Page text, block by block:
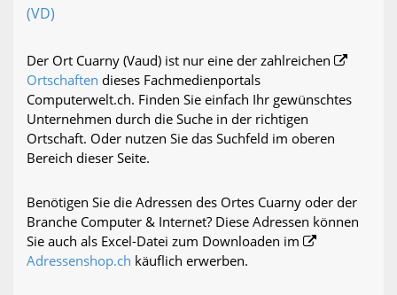
(VD)
Der Ort Cuarny (Vaud) ist nur eine der zahlreichen
Ortschaften dieses Fachmedienportals
Computerwelt.ch. Finden Sie einfach Ihr gewünschtes
Unternehmen durch die Suche in der richtigen
Ortschaft. Oder nutzen Sie das Suchfeld im oberen
Bereich dieser Seite.
Benötigen Sie die Adressen des Ortes Cuarny oder der
Branche Computer & Internet? Diese Adressen können
Sie auch als Excel-Datei zum Downloaden im
Adressenshop.ch käuflich erwerben.